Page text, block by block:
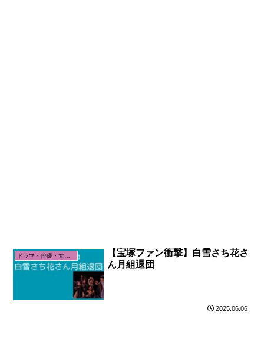
ドラマ・俳優・女優関係
【宝塚ファン衝撃】白雪さち花さ
ん月組退団
2025.06.06